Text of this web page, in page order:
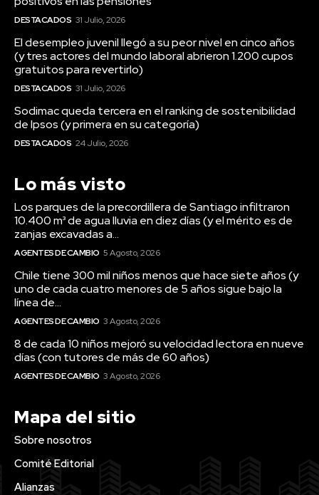
DESTACADOS 31 Julio, 2026
El desempleo juvenil llegó a su peor nivel en cinco años
(y tres actores del mundo laboral abrieron 1.200 cupos
gratuitos para revertirlo)
DESTACADOS 31 Julio, 2026
Sodimac queda tercera en el ranking de sostenibilidad
de Ipsos (y primera en su categoría)
DESTACADOS 24 Julio, 2026
Lo más visto
Los parques de la precordillera de Santiago infiltraron
10.400 m³ de agua lluvia en diez días (y el mérito es de
zanjas excavadas a...
AGENTES DE CAMBIO 5 Agosto, 2026
Chile tiene 300 mil niños menos que hace siete años (y
uno de cada cuatro menores de 5 años sigue bajo la
línea de...
AGENTES DE CAMBIO 3 Agosto, 2026
8 de cada 10 niños mejoró su velocidad lectora en nueve
días (con tutores de más de 60 años)
AGENTES DE CAMBIO 3 Agosto, 2026
Mapa del sitio
Sobre nosotros
Comité Editorial
Alianzas